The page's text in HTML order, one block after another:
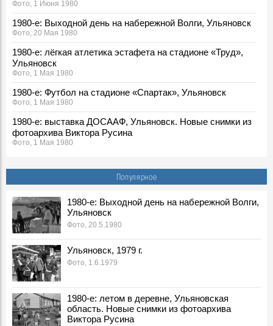
Фото, 1 Июня 1980
1980-е: Выходной день на набережной Волги, Ульяновск
Фото, 20 Мая 1980
1980-е: лёгкая атлетика эстафета на стадионе «Труд»,
Ульяновск
Фото, 1 Мая 1980
1980-е: Футбол на стадионе «Спартак», Ульяновск
Фото, 1 Мая 1980
1980-е: выставка ДОСААФ, Ульяновск. Новые снимки из
фотоархива Виктора Русина
Фото, 1 Мая 1980
Новые снимки из фотоархива Виктора Русина
1980-е: посевная, Ульяновская область. Новые снимки из
фотоархива Виктора Русина
Фото, 1 Мая 1980
1980-е: на производстве, стройках и в сельском
хозяйстве Ульяновской области. Новые снимки из
фотоархива Виктора Русина
Фото, 1 Мая 1980
Легендарного тренера Геннадия Климова похоронят на
Северном кладбище
Герои, 31 Марта 2026
Популярное
1980-е: Выходной день на набережной Волги,
Ульяновск
Фото, 20.5.1980
Ульяновск, 1979 г.
Фото, 1.6.1979
1980-е: летом в деревне, Ульяновская
область. Новые снимки из фотоархива
Виктора Русина